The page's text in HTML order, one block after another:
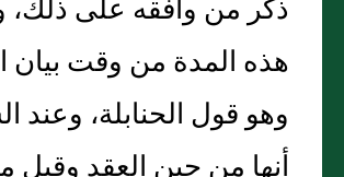
ذكر من وافقه على ذلك،
هذه المدة من وقت بيان
وهو قول الحنابلة، وعند